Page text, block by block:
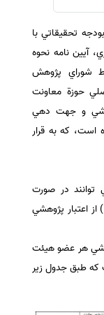
تحقيقاتي با
آيين نامه نحوه
شوراي پژوهش
حوزة معاونت
و جهت دهي
است، که به قرار
در صورت
آيين نامه ) از اعتبار پژوهشي
هر عضو هيئت
طبق جدول زير